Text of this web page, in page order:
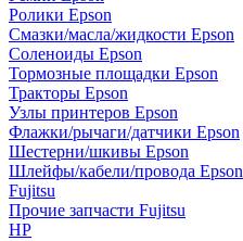
Ролики Epson
Смазки/масла/жидкости Epson
Соленоиды Epson
Тормозные площадки Epson
Тракторы Epson
Узлы принтеров Epson
Флажки/рычаги/датчики Epson
Шестерни/шкивы Epson
Шлейфы/кабели/провода Epson
Fujitsu
Прочие запчасти Fujitsu
HP